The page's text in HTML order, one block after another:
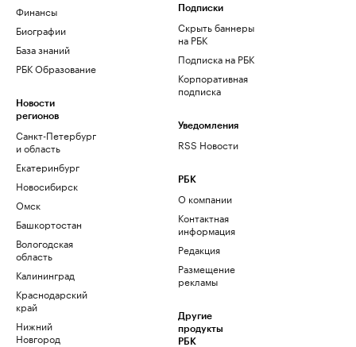
Финансы
Биографии
База знаний
РБК Образование
Новости
регионов
Санкт-Петербург
и область
Екатеринбург
Новосибирск
Омск
Башкортостан
Вологодская
область
Калининград
Краснодарский
край
Нижний
Новгород
Подписки
Скрыть баннеры
на РБК
Подписка на РБК
Корпоративная
подписка
Уведомления
RSS Новости
РБК
О компании
Контактная
информация
Редакция
Размещение
рекламы
Другие
продукты
РБК